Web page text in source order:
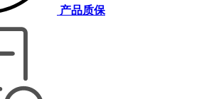
产品质保